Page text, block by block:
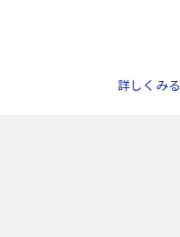
詳しくみる